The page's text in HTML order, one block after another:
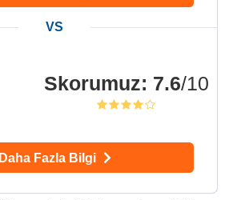
Skorumuz: 7.6/10
Daha Fazla Bilgi